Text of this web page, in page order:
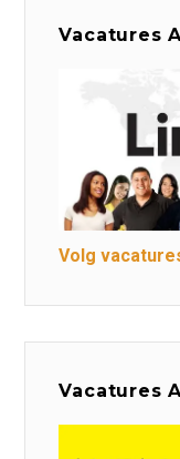
Vacatures
Volg
Vacatures